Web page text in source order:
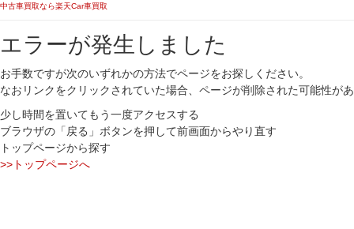
中古車買取なら楽天Car車買取
エラーが発生しました
お手数ですが次のいずれかの方法でページをお探しください。
なおリンクをクリックされていた場合、ページが削除された可能性が
少し時間を置いてもう一度アクセスする
ブラウザの「戻る」ボタンを押して前画面からやり直す
トップページから探す
>>トップページへ